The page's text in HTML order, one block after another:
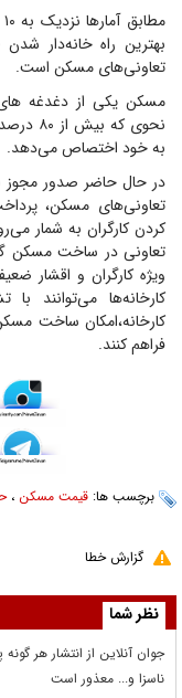
بهترین راه خانه‌دار
تعاونی‌های مسکن است.
مسکن یکی از دغدغه
نحوی
به خود اختصاص می‌دهد.
در حال حاضر صدور مجوز
تعاونی‌های مسکن،
کردن کارگران به شمار
تعاونی در ساخت مسکن
ویژه کارگران و اقشار
کارخانه‌ها می‌توانند
کارخانه،امکان ساخت
فراهم کنند.
برچسب ها: قیمت مسکن ،
گزارش خطا
نظر شما
جوان آنلاين از انتشار هر
ناسزا و... معذور است